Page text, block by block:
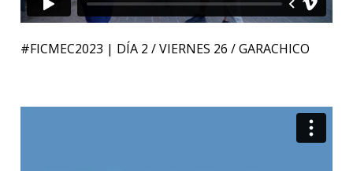
#FICMEC2023 | DÍA 2 / VIERNES 26 / GARACHICO